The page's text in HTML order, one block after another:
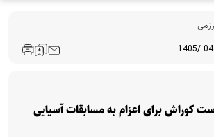
کوراش برای اعزام به مسابقات آسیایی